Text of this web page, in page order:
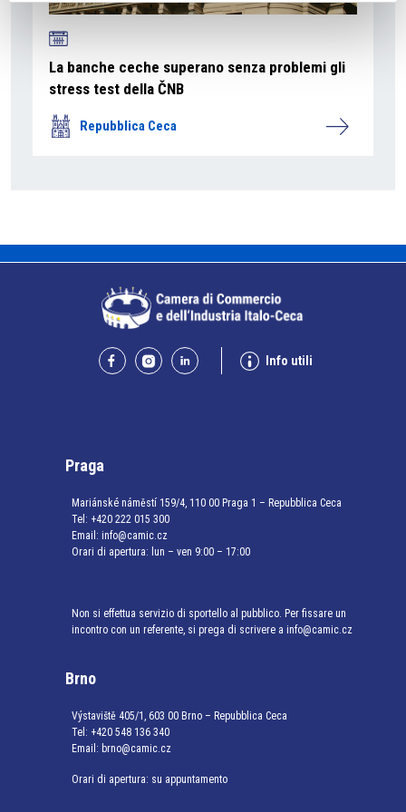
La banche ceche superano senza problemi gli
stress test della ČNB
Repubblica Ceca
Info utili
Praga
Mariánské náměstí 159/4, 110 00 Praga 1 – Repubblica Ceca
Tel: +420 222 015 300
Email: info@camic.cz
Orari di apertura: lun – ven 9:00 – 17:00
Non si effettua servizio di sportello al pubblico. Per fissare un
incontro con un referente, si prega di scrivere a info@camic.cz
Brno
Výstaviště 405/1, 603 00 Brno – Repubblica Ceca
Tel: +420 548 136 340
Email: brno@camic.cz
Orari di apertura: su appuntamento